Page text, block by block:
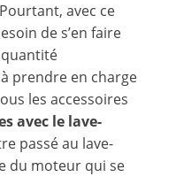
avec ce
de s’en faire
prendre en charge
les accessoires
avec le lave-
passé au lave-
du moteur qui se